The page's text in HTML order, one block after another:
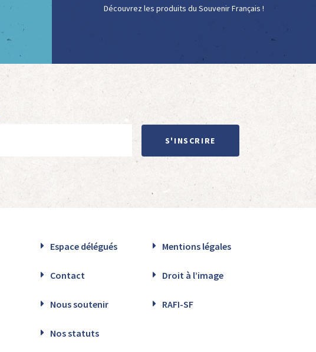
Découvrez les produits du Souvenir Français !
S'INSCRIRE
Espace délégués Mentions légales
Contact Droit à l’image
Nous soutenir RAFI-SF
Nos statuts